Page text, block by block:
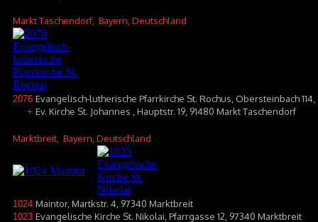
Markt Taschendorf , Bayern, Deutschland
2076 Evangelisch-lutherische Pfarrkirche St. Rochus, Obersteinbach
+ Ev. Kirche St. Johannes , Hauptstr. 19, 91480 Markt Taschendorf
Marktbreit , Bayern, Deutschland
1024 Maintor, Martkstr. 4, 97340 Marktbreit
1023 Evangelische Kirche St. Nikolai, Pfarrgasse 12, 97340 Marktbreit